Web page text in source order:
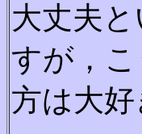
大丈夫
すが，
方は大好